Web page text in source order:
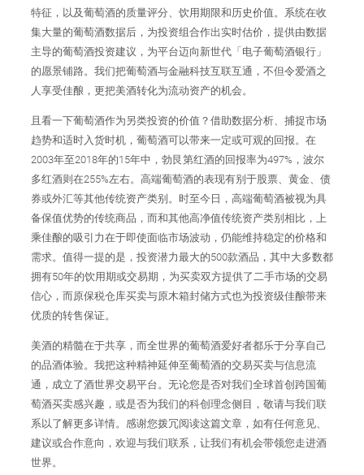
特征，以及葡萄酒的质量评分、饮用期限和历史价值。系统在收
集大量的葡萄酒数据后，为投资组合作出实时估价，提供由数据
主导的葡萄酒投资建议，为平台迈向新世代「电子葡萄酒银行」
的愿景铺路。我们把葡萄酒与金融科技互联互通，不但令爱酒之
人享受佳酿，更把美酒转化为流动资产的机会。
且看一下葡萄酒作为另类投资的价值？借助数据分析、捕捉市场
趋势和适时入货时机，葡萄酒可以带来一定或可观的回报。在
2003年至2018年的15年中，勃艮第红酒的回报率为497%，波尔
多红酒则在255%左右。高端葡萄酒的表现有别于股票、黄金、债
券或外汇等其他传统资产类别。时至今日，高端葡萄酒被视为具
备保值优势的传统商品，而和其他高净值传统资产类别相比，上
乘佳酿的吸引力在于即使面临市场波动，仍能维持稳定的价格和
需求。值得一提的是，投资潜力最大的500款酒品，其中大多数都
拥有50年的饮用期或交易期，为买卖双方提供了二手市场的交易
信心，而原保税仓库买卖与原木箱封储方式也为投资级佳酿带来
优质的转售保证。
美酒的精髓在于共享，而全世界的葡萄酒爱好者都乐于分享自己
的品酒体验。我把这种精神延伸至葡萄酒的交易买卖与信息流
通，成立了酒世界交易平台。无论您是否对我们全球首创跨国葡
萄酒买卖感兴趣，或是否为我们的科创理念侧目，敬请与我们联
系以了解更多详情。感谢您拨冗阅读这篇文章，如有任何意见、
建议或合作意向，欢迎与我们联系，让我们有机会带领您走进酒
世界。